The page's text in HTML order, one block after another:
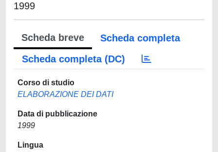
1999
Scheda breve
Scheda completa
Scheda completa (DC)
Corso di studio
ELABORAZIONE DEI DATI
Data di pubblicazione
1999
Lingua